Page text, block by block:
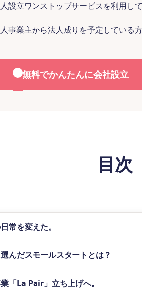
設立ワンストップサービスを利用し
事業主から法人成りを予定している
無料でかんたんに会社設立
目次
常を変えた。
んだスモールスタートとは？
「La Pair」立ち上げへ。